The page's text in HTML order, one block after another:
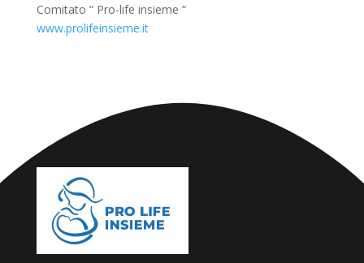
Comitato “ Pro-life insieme “
www.prolifeinsieme.it